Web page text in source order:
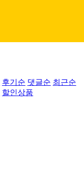
후기순 댓글순 최근순
할인상품